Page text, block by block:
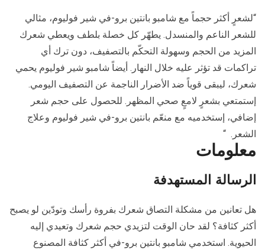
“لشعرٍ أكثر حجماً مع شامبو بانتين برو-في شير فوليوم، مثالي
للشعر الناعم والمنسدل. يطهّر كل خصلة بلطف ويعطي شعرك
المزيد من الحجم وسهولة التحكّم بالتصفيف، دون ترك أي
تراكمات قد تؤثر عليه خلال النهار. أيضاً شامبو شير فوليوم يحمي
شعرك، ليبقى قوياً ضد الأضرار الناجمة عن التصفيف اليومي.
إستمتعي بشعرٍ لامعٍ صحي المظهر. للحصول على حجم شعر
إضافي، إستخدميه مع منعّم بانتين برو-في شير فوليوم وعلاج
الشعر. “
معلومات
الرسالة المستهدفة
هل تعانين من مشكلة التصاق شعرك بفروة رأسك وتودّين لو يصبح
أكثر كثافة؟ لقد حان الوقت لتزيدي حجم شعرك وتعيدي إليه
الحيوية. استخدمي شامبو بانتين برو-في أكثر كثافة المصنوع